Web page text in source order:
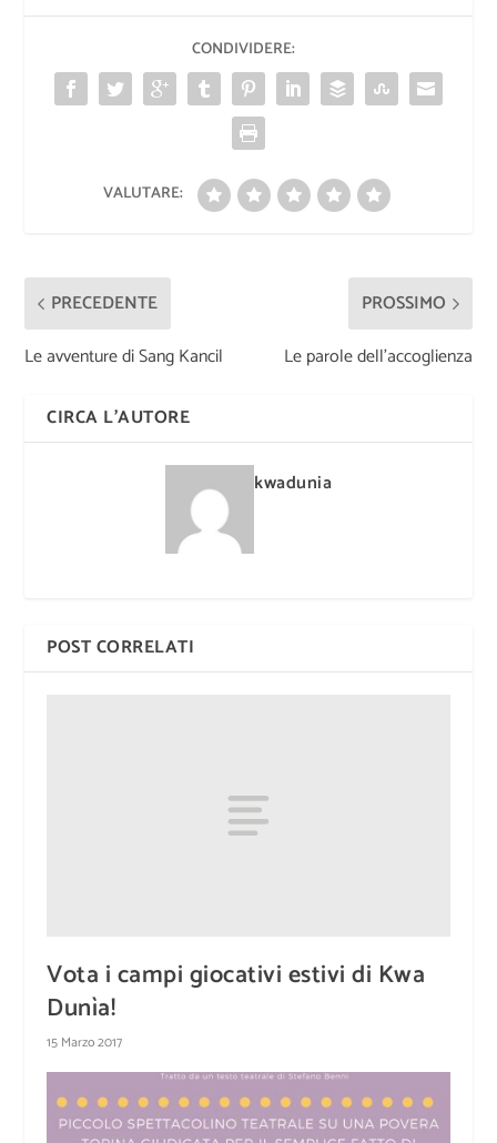
CONDIVIDERE:
VALUTARE:
PRECEDENTE
Le avventure di Sang Kancil
PROSSIMO
Le parole dell’accoglienza
CIRCA L'AUTORE
kwadunia
POST CORRELATI
Vota i campi giocativi estivi di Kwa
Dunìa!
15 Marzo 2017